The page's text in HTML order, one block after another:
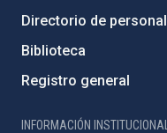
Directorio de personal
Biblioteca
Registro general
INFORMACIÓN INSTITUCIONAL